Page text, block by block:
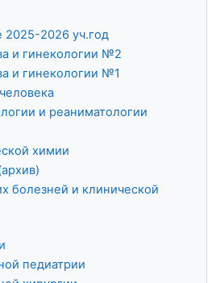
2025-2026 уч.год
и гинекологии №2
и гинекологии №1
и реаниматологии
химии
болезней и клинической
педиатрии